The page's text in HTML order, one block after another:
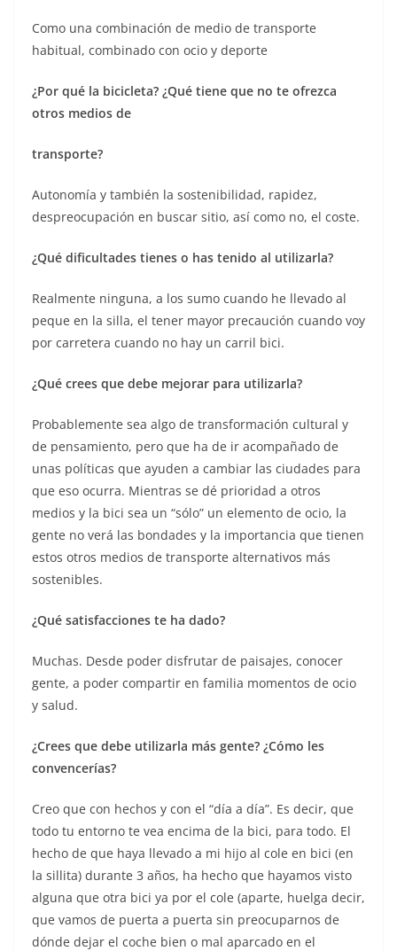
Como una combinación de medio de transporte
habitual, combinado con ocio y deporte
¿Por qué la bicicleta? ¿Qué tiene que no te ofrezca
otros medios de
transporte?
Autonomía y también la sostenibilidad, rapidez,
despreocupación en buscar sitio, así como no, el coste.
¿Qué dificultades tienes o has tenido al utilizarla?
Realmente ninguna, a los sumo cuando he llevado al
peque en la silla, el tener mayor precaución cuando voy
por carretera cuando no hay un carril bici.
¿Qué crees que debe mejorar para utilizarla?
Probablemente sea algo de transformación cultural y
de pensamiento, pero que ha de ir acompañado de
unas políticas que ayuden a cambiar las ciudades para
que eso ocurra. Mientras se dé prioridad a otros
medios y la bici sea un “sólo” un elemento de ocio, la
gente no verá las bondades y la importancia que tienen
estos otros medios de transporte alternativos más
sostenibles.
¿Qué satisfacciones te ha dado?
Muchas. Desde poder disfrutar de paisajes, conocer
gente, a poder compartir en familia momentos de ocio
y salud.
¿Crees que debe utilizarla más gente? ¿Cómo les
convencerías?
Creo que con hechos y con el “día a día”. Es decir, que
todo tu entorno te vea encima de la bici, para todo. El
hecho de que haya llevado a mi hijo al cole en bici (en
la sillita) durante 3 años, ha hecho que hayamos visto
alguna que otra bici ya por el cole (aparte, huelga decir,
que vamos de puerta a puerta sin preocuparnos de
dónde dejar el coche bien o mal aparcado en el